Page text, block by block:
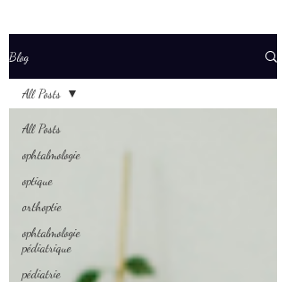
Blog
All Posts
ophtalmologie
optique
orthoptie
ophtalmologie
pédiatrique
pédiatrie
All Posts